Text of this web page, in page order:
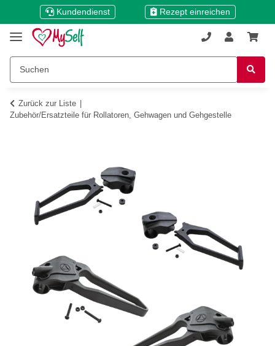
Kundendienst Rezept einreichen
Zurück zur Liste
Zubehör/Ersatzteile für Rollatoren, Gehwagen und Gehgestelle